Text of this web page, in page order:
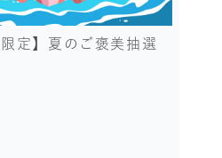
定】夏のご褒美抽選